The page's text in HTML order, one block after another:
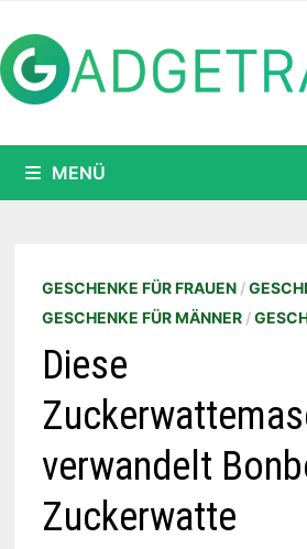
Inhalt
springen
MENÜ
GESCHENKE FÜR FRAUEN/
GESCHENKE FÜR MÄNNER/
Diese
verwandelt
Zuckerwatte